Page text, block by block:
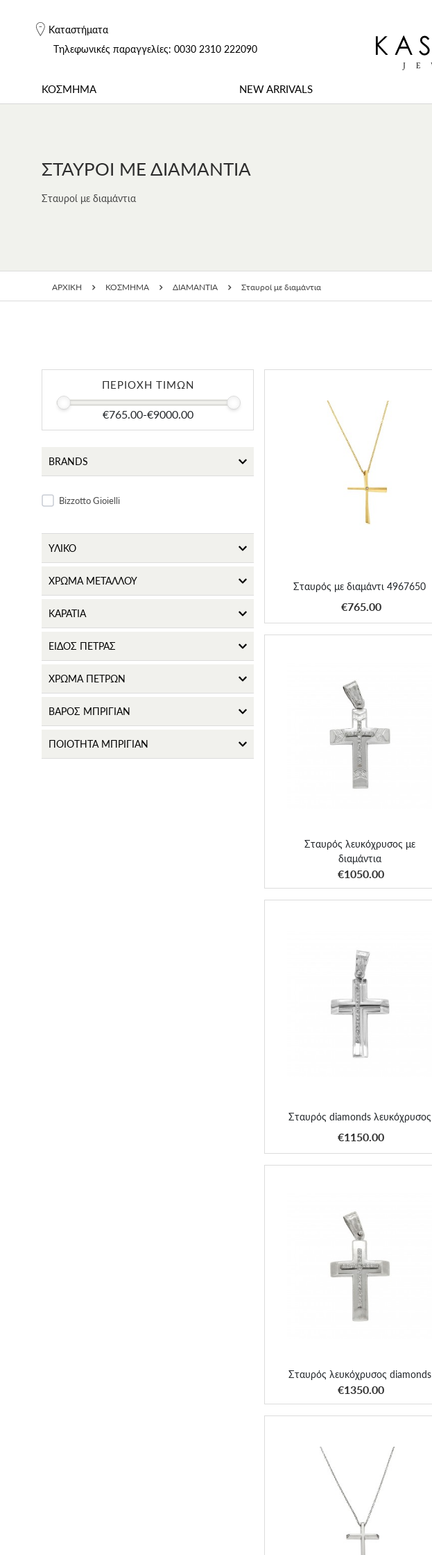
Καταστήματα
Tηλεφωνικές παραγγελίες: 0030 2310 222090
ΚΟΣΜΗΜΑ NEW ARRIVALS
ΣΤΑΥΡΟΊ ΜΕ ΔΙΑΜΆΝΤΙΑ
Σταυροί με διαμάντια
ΑΡΧΙΚΗ ΚΟΣΜΗΜΑ ΔΙΑΜΑΝΤΙΑ Σταυροί με διαμάντια
ΠΕΡΙΟΧΗ ΤΙΜΩΝ
€765.00-€9000.00
BRANDS
Bizzotto Gioielli
ΥΛΙΚΟ
ΧΡΩΜΑ ΜΕΤΑΛΛΟΥ
ΚΑΡΑΤΙΑ
ΕΙΔΟΣ ΠΕΤΡΑΣ
ΧΡΩΜΑ ΠΕΤΡΩΝ
ΒΑΡΟΣ ΜΠΡΙΓΙΑΝ
ΠΟΙΟΤΗΤΑ ΜΠΡΙΓΙΑΝ
Σταυρός με διαμάντι 4967650
€765.00
Σταυρός με διαμάντι 4967650
ΑΠΟΚΤΗΣΕ ΤΟ
Σταυρός λευκόχρυσος με
διαμάντια
€1050.00
Σταυρός λευκόχρυσος με διαμάντια
ΑΠΟΚΤΗΣΕ ΤΟ
Σταυρός diamonds λευκόχρυσος
€1150.00
Σταυρός diamonds λευκόχρυσος
ΑΠΟΚΤΗΣΕ ΤΟ
Σταυρός λευκόχρυσος diamonds
€1350.00
Σταυρός λευκόχρυσος diamonds
ΑΠΟΚΤΗΣΕ ΤΟ
Σταυρός με διαμάντια 4968250